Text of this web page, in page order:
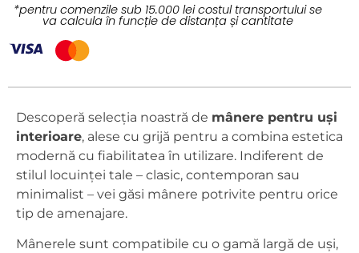
*pentru comenzile sub 15.000 lei costul transportului se
va calcula în funcție de distanța și cantitate
Descoperă selecția noastră de mânere pentru uși
interioare, alese cu grijă pentru a combina estetica
modernă cu fiabilitatea în utilizare. Indiferent de
stilul locuinței tale – clasic, contemporan sau
minimalist – vei găsi mânere potrivite pentru orice
tip de amenajare.
Mânerele sunt compatibile cu o gamă largă de uși,